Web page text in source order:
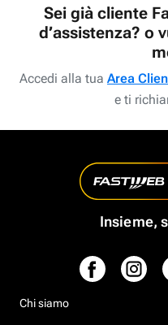
Sei già cliente
d’assistenza? o vuoi attivare un’offerta
Accedi alla tua Area
e ti
Insieme,
Chi siamo